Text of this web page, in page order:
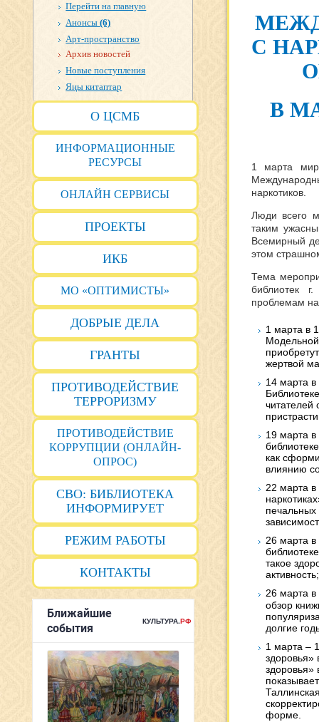
Перейти на главную
Анонсы(6)
Арт-пространство
Архив новостей
Новые поступления
Яңы китаптар
О ЦСМБ
ИНФОРМАЦИОННЫЕ
РЕСУРСЫ
ОНЛАЙН СЕРВИСЫ
ПРОЕКТЫ
ИКБ
МО «ОПТИМИСТЫ»
ДОБРЫЕ ДЕЛА
ГРАНТЫ
ПРОТИВОДЕЙСТВИЕ
ТЕРРОРИЗМУ
ПРОТИВОДЕЙСТВИЕ
КОРРУПЦИИ (ОНЛАЙН-
ОПРОС)
СВО: БИБЛИОТЕКА
ИНФОРМИРУЕТ
РЕЖИМ РАБОТЫ
КОНТАКТЫ
С
В
1 марта
наркотиков.
Люди всего
таким
Всемирный
этом
Тема
библиотек
проблемам
1 марта в
жертвой
14 марта
читателей
19 марта в
как
влиянию
22 марта
печальных
26 марта в
такое
активность;
26 марта
обзор
долгие
1 марта –
здоровья»
форме.